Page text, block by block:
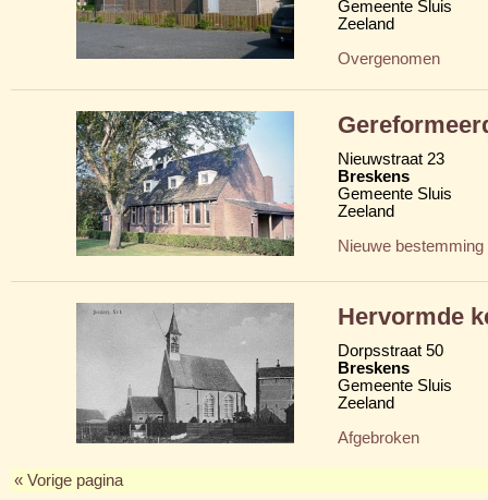
Gemeente Sluis
Zeeland
Overgenomen
Nieuwstraat 23
Breskens
Gemeente Sluis
Zeeland
Nieuwe bestemming
Hervormde
Dorpsstraat 50
Breskens
Gemeente Sluis
Zeeland
Afgebroken
« Vorige pagina